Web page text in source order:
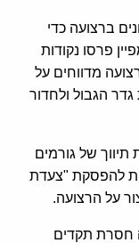
ברצועה כדי
פרסו נקודות
מדווחים על
הגבול ולחדור
של גורמים
להפסקת "צעדת
על הרצועה.
חסרת תקדים